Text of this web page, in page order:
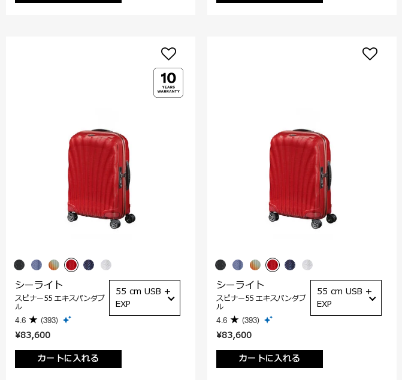
¥83,600
カートに入れる
シーライト
スピナー55 エキスパンダブ
ル
4.6 (393)
55 cm USB +
EXP
¥83,600
カートに入れる
シーライト
スピナー55 エキスパンダブ
ル
4.6 (393)
55 cm USB +
EXP